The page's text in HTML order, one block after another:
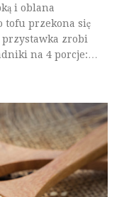
i oblana
tofu przekona się
zrobi
na 4 porcje:…